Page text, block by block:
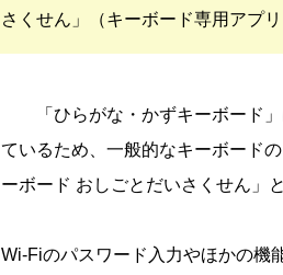
さくせん」（キーボード専用アプ
「ひらがな・かずキーボード
ているため、一般的なキーボード
ーボード おしごとだいさくせん」
Wi-Fiのパスワード入力やほかの機